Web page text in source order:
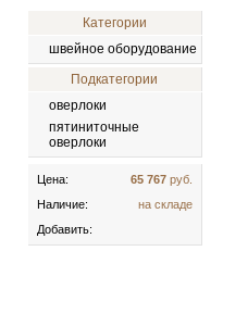
Категории
швейное оборудование
Подкатегории
оверлоки
пятиниточные
оверлоки
Цена: 65 767руб.
Наличие:
на складе
Добавить: